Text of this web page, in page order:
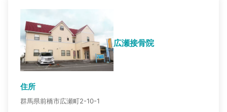
広瀬接骨院
住所
群馬県前橋市広瀬町2-10-1